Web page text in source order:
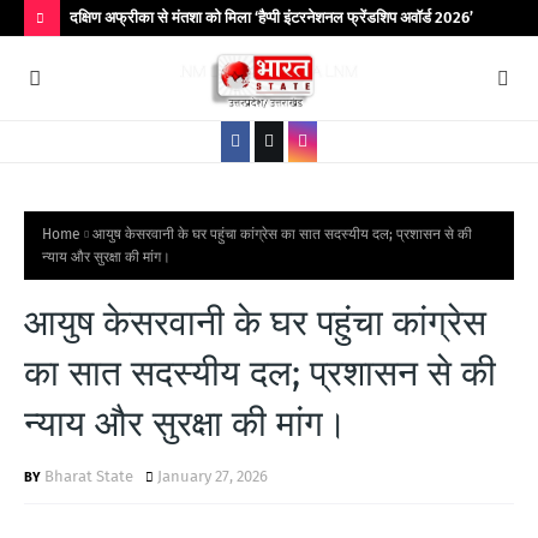
O
दक्षिण अफ्रीका से मंतशा को मिला ‘हैप्पी इंटरनेशनल फ्रेंडशिप अवॉर्ड 2026’
Home
आयुष केसरवानी के घर पहुंचा कांग्रेस का सात सदस्यीय दल; प्रशासन से की
न्याय और सुरक्षा की मांग।
आयुष केसरवानी के घर पहुंचा कांग्रेस
का सात सदस्यीय दल; प्रशासन से की
न्याय और सुरक्षा की मांग।
Bharat State January 27, 2026